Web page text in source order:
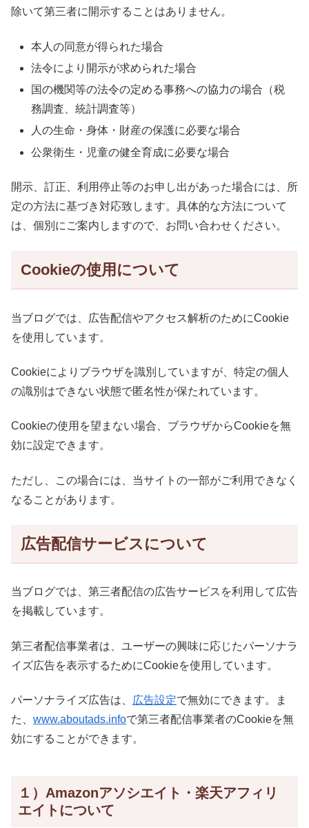
除いて第三者に開示することはありません。
本人の同意が得られた場合
法令により開示が求められた場合
国の機関等の法令の定める事務への協力の場合（税
務調査、統計調査等）
人の生命・身体・財産の保護に必要な場合
公衆衛生・児童の健全育成に必要な場合
開示、訂正、利用停止等のお申し出があった場合には、所
定の方法に基づき対応致します。具体的な方法について
は、個別にご案内しますので、お問い合わせください。
Cookieの使用について
当ブログでは、広告配信やアクセス解析のためにCookie
を使用しています。
Cookieによりブラウザを識別していますが、特定の個人
の識別はできない状態で匿名性が保たれています。
Cookieの使用を望まない場合、ブラウザからCookieを無
効に設定できます。
ただし、この場合には、当サイトの一部がご利用できなく
なることがあります。
広告配信サービスについて
当ブログでは、第三者配信の広告サービスを利用して広告
を掲載しています。
第三者配信事業者は、ユーザーの興味に応じたパーソナラ
イズ広告を表示するためにCookieを使用しています。
パーソナライズ広告は、 広告設定で無効にできます。ま
た、 www.aboutads.infoで第三者配信事業者のCookieを無
効にすることができます。
１）Amazonアソシエイト・楽天アフィリ
エイトについて